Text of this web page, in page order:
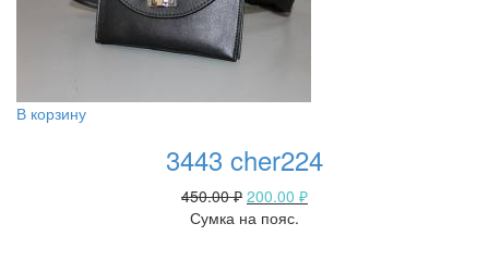
В корзину
3443 cher224
450.00₽ 200.00 ₽
Сумка на пояс.